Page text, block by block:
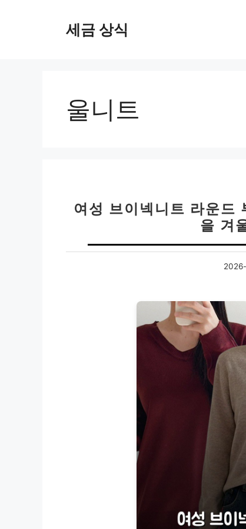
세금 상식
울니트
여성 브이넥니트 라운드
을 겨